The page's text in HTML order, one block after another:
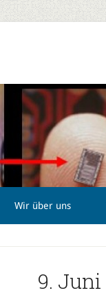
Wir über uns
9. Juni